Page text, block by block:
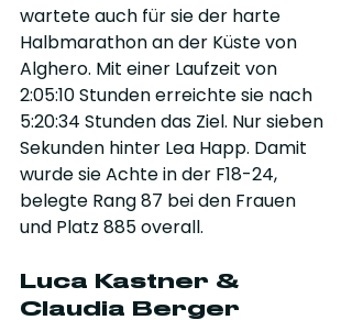
wartete auch für sie der harte
Halbmarathon an der Küste von
Alghero. Mit einer Laufzeit von
2:05:10 Stunden erreichte sie nach
5:20:34 Stunden das Ziel. Nur sieben
Sekunden hinter Lea Happ. Damit
wurde sie Achte in der F18-24,
belegte Rang 87 bei den Frauen
und Platz 885 overall.
Luca Kastner &
Claudia Berger